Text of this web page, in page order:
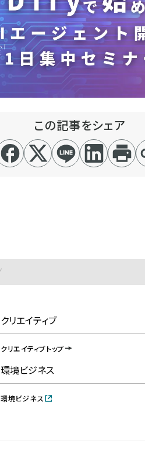
この記事をシェア
クリエイティブ
クリエイティブトップ
環境ビジネス
環境ビジネス